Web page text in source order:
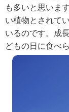
も多いと思いま
い植物とされて
いるのです。成
どもの日に食べ